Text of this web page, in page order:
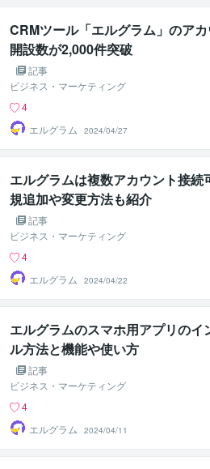
CRMツール「エルグラム」のアカ
開設数が2,000件突破
記事
ビジネス・マーケティング
4
エルグラム
2024/04/27
エルグラムは複数アカウント接続
規追加や変更方法も紹介
記事
ビジネス・マーケティング
4
エルグラム
2024/04/22
エルグラムのスマホ用アプリのイ
ル方法と機能や使い方
記事
ビジネス・マーケティング
4
エルグラム
2024/04/11